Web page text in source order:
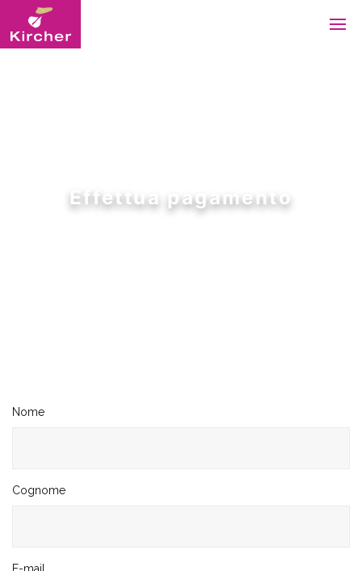
Effettua pagamento
Nome
Cognome
E-mail